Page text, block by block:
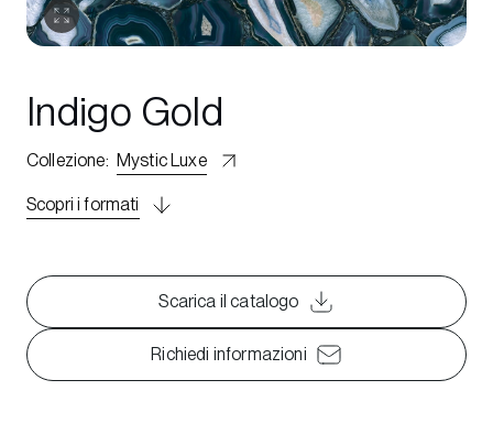
Indigo Gold
Collezione: Mystic Luxe
Scopri i formati
Scarica il catalogo
Richiedi informazioni